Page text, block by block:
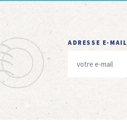
ADRESSE E-MAIL